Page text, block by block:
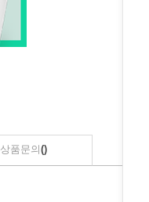
상품문의 ()